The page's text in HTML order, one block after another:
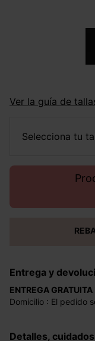
Ver la guía de
selecciona tu
Entrega y
ENTREGA
Domicilio : El pedido
Mondial Relay : El
Detalles,